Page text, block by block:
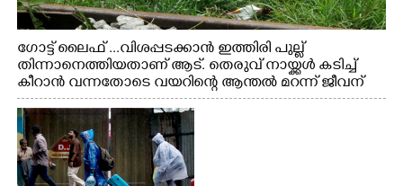
ഗോട്ട് ലൈഫ് ...വിശപ്പടക്കാൻ ഇത്തിരി പുല്ല്
തിന്നാനെത്തിയതാണ് ആട്. തെരുവ് നായ്ക്കൾ കടിച്ച്
കീറാൻ വന്നതോടെ വയറിന്റെ ആന്തൽ മറന്ന് ജീവന്
വേണ്ടിയായി ഓട്ടം. എറണാകുളം വാത്തുരുത്തിയിൽ
നിന്നുള്ള കാഴ്ച